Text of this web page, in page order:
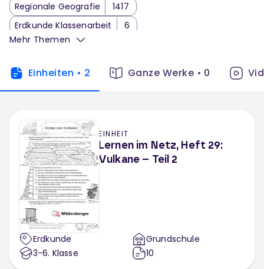
Regionale Geografie
1417
Erdkunde Klassenarbeit
6
Mehr Themen
Einheiten • 2 Ganze Werke • 0
EINHEIT
Lernen im Netz, Heft 29:
Vulkane – Teil 2
Erdkunde
3-6. Klasse
Grundschule
10